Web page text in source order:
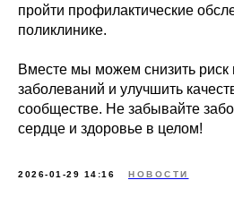
пройти профилактические
поликлинике.
Вместе мы можем снизить
заболеваний и улучшить
сообществе. Не забывайте
сердце и здоровье в целом!
2026-01-29 14:16 НОВОСТИ